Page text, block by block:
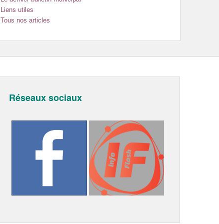
Liens utiles
Tous nos articles
Réseaux sociaux